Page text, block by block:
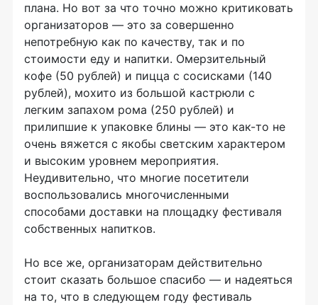
плана. Но вот за что точно можно критиковать
организаторов — это за совершенно
непотребную как по качеству, так и по
стоимости еду и напитки. Омерзительный
кофе (50 рублей) и пицца с сосисками (140
рублей), мохито из большой кастрюли с
легким запахом рома (250 рублей) и
прилипшие к упаковке блины — это как-то не
очень вяжется с якобы светским характером
и высоким уровнем мероприятия.
Неудивительно, что многие посетители
воспользовались многочисленными
способами доставки на площадку фестиваля
собственных напитков.
Но все же, организаторам действительно
стоит сказать большое спасибо — и надеяться
на то, что в следующем году фестиваль